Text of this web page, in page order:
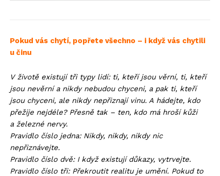
Pokud vás chytí, popřete všechno – i když vás chytili
u činu
V životě existují tři typy lidí: ti, kteří jsou věrní, ti, kteří
jsou nevěrní a nikdy nebudou chyceni, a pak ti, kteří
jsou chyceni, ale nikdy nepřiznají vinu. A hádejte, kdo
přežije nejdéle? Přesně tak – ten, kdo má hroší kůži
a železné nervy.
Pravidlo číslo jedna: Nikdy, nikdy, nikdy nic
nepřiznávejte.
Pravidlo číslo dvě: I když existují důkazy, vytrvejte.
Pravidlo číslo tři: Překroutit realitu je umění. Pokud to